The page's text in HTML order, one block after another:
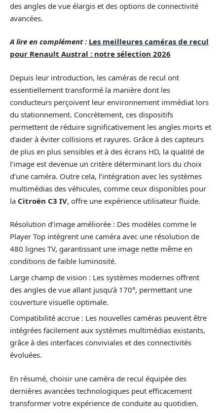
des angles de vue élargis et des options de connectivité
avancées.
A lire en complément : Les meilleures caméras de recul
pour Renault Austral : notre sélection 2026
Depuis leur introduction, les caméras de recul ont
essentiellement transformé la manière dont les
conducteurs perçoivent leur environnement immédiat lors
du stationnement. Concrètement, ces dispositifs
permettent de réduire significativement les angles morts et
d’aider à éviter collisions et rayures. Grâce à des capteurs
de plus en plus sensibles et à des écrans HD, la qualité de
l’image est devenue un critère déterminant lors du choix
d’une caméra. Outre cela, l’intégration avec les systèmes
multimédias des véhicules, comme ceux disponibles pour
la Citroën C3 IV, offre une expérience utilisateur fluide.
Résolution d’image améliorée : Des modèles comme le
Player Top intègrent une caméra avec une résolution de
480 lignes TV, garantissant une image nette même en
conditions de faible luminosité.
Large champ de vision : Les systèmes modernes offrent
des angles de vue allant jusqu’à 170°, permettant une
couverture visuelle optimale.
Compatibilité accrue : Les nouvelles caméras peuvent être
intégrées facilement aux systèmes multimédias existants,
grâce à des interfaces conviviales et des connectivités
évoluées.
En résumé, choisir une caméra de recul équipée des
dernières avancées technologiques peut efficacement
transformer votre expérience de conduite au quotidien.